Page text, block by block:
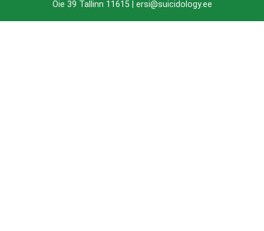
Õie 39 Tallinn 11615| ersi@suicidology.ee